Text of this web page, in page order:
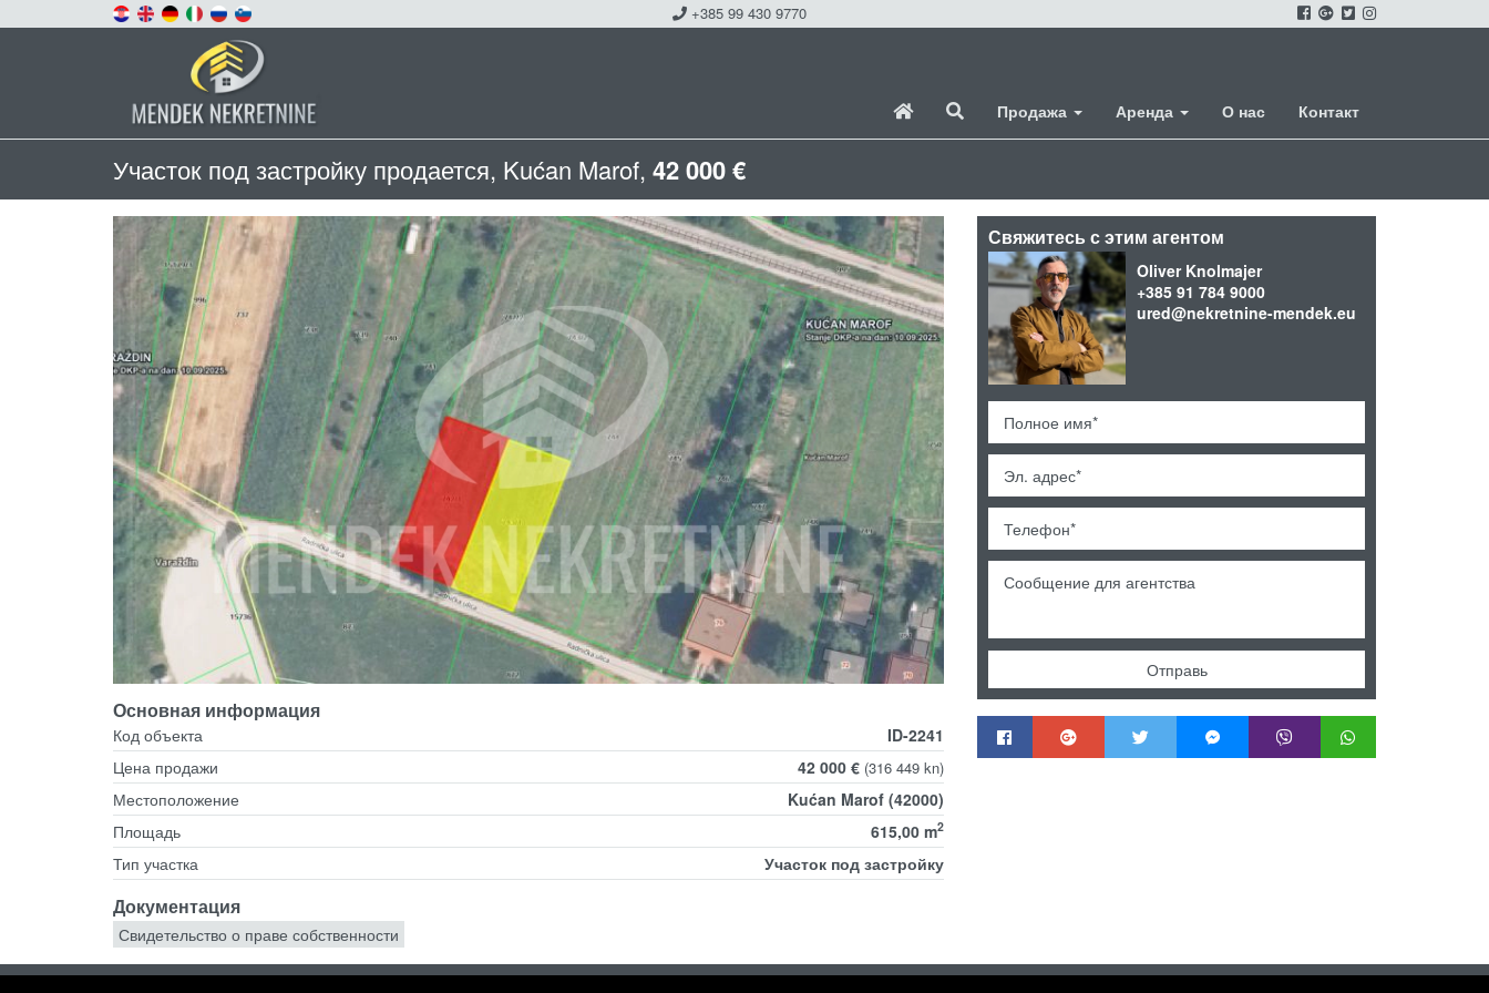
+385 99 430 9770
Продажа Аренда О нас Контакт
Участок под застройку продается, Kućan Marof, 42 000 €
Основная информация
Код объекта
ID-2241
Цена продажи
42 000 € (316 449 kn)
Местоположение
Kućan Marof (42000)
Площадь
615,00 m2
Тип участка Участок под застройку
Документация
Свидетельство о праве собственности
Свяжитесь с этим агентом
Oliver Knolmajer
+385 91 784 9000
ured@nekretnine-mendek.eu
Отправь